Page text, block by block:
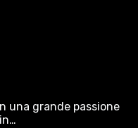
una grande passione